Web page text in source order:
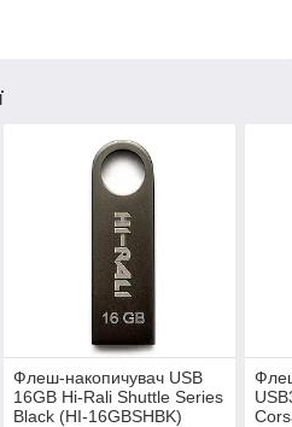
Флеш-накопичувач USB
16GB Hi-Rali Shuttle Series
Black (HI-16GBSHBK)